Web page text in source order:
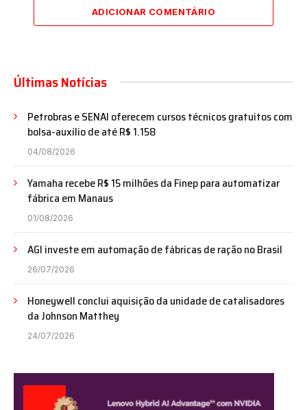
ADICIONAR COMENTÁRIO
Últimas Notícias
Petrobras e SENAI oferecem cursos técnicos gratuitos com
bolsa-auxílio de até R$ 1.158
04/08/2026
Yamaha recebe R$ 15 milhões da Finep para automatizar
fábrica em Manaus
01/08/2026
AGI investe em automação de fábricas de ração no Brasil
26/07/2026
Honeywell conclui aquisição da unidade de catalisadores
da Johnson Matthey
24/07/2026